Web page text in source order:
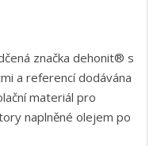
značka dehonit® s
a referencí dodávána
materiál pro
naplněné olejem po